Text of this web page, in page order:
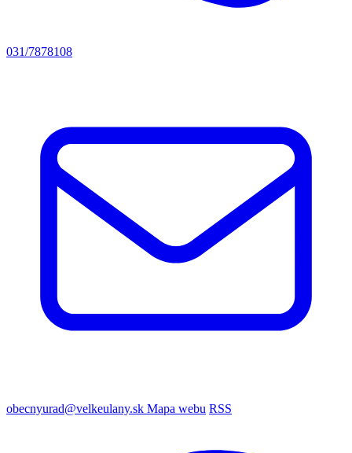
031/7878108
obecnyurad@velkeulany.sk Mapa webu RSS